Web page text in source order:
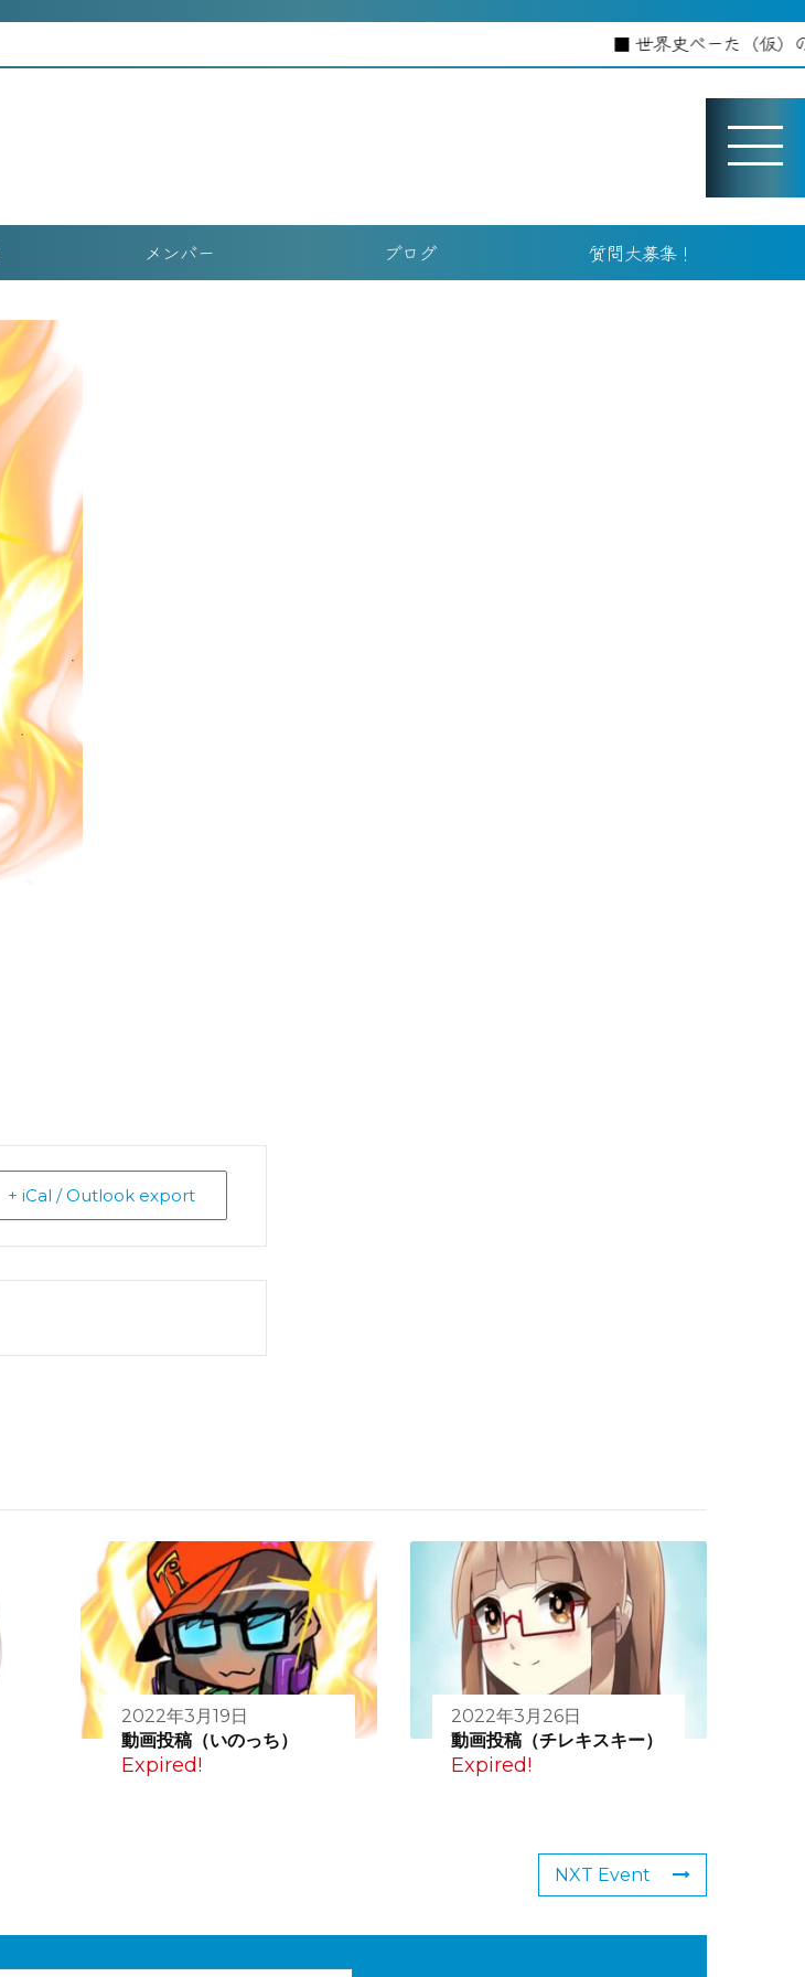
世界史べーた（仮）のホー
メンバー ブログ 質問大募集！
+ iCal / Outlook export
2022年3月19日
動画投稿（いのっち）
Expired!
2022年3月26日
動画投稿（チレキスキー）
Expired!
NXT Event